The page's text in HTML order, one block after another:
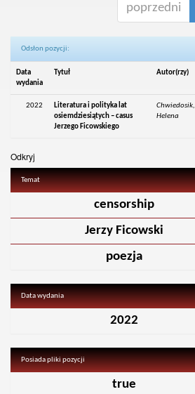
poprzedni
Odsłon pozycji:
Data
wydania
Tytuł Autor(rzy)
2022
Literatura i polityka lat
osiemdziesiątych – casus
Jerzego Ficowskiego
Chwiedosik,
Helena
Odkryj
Temat
censorship
Jerzy Ficowski
poezja
Data wydania
2022
Posiada pliki pozycji
true